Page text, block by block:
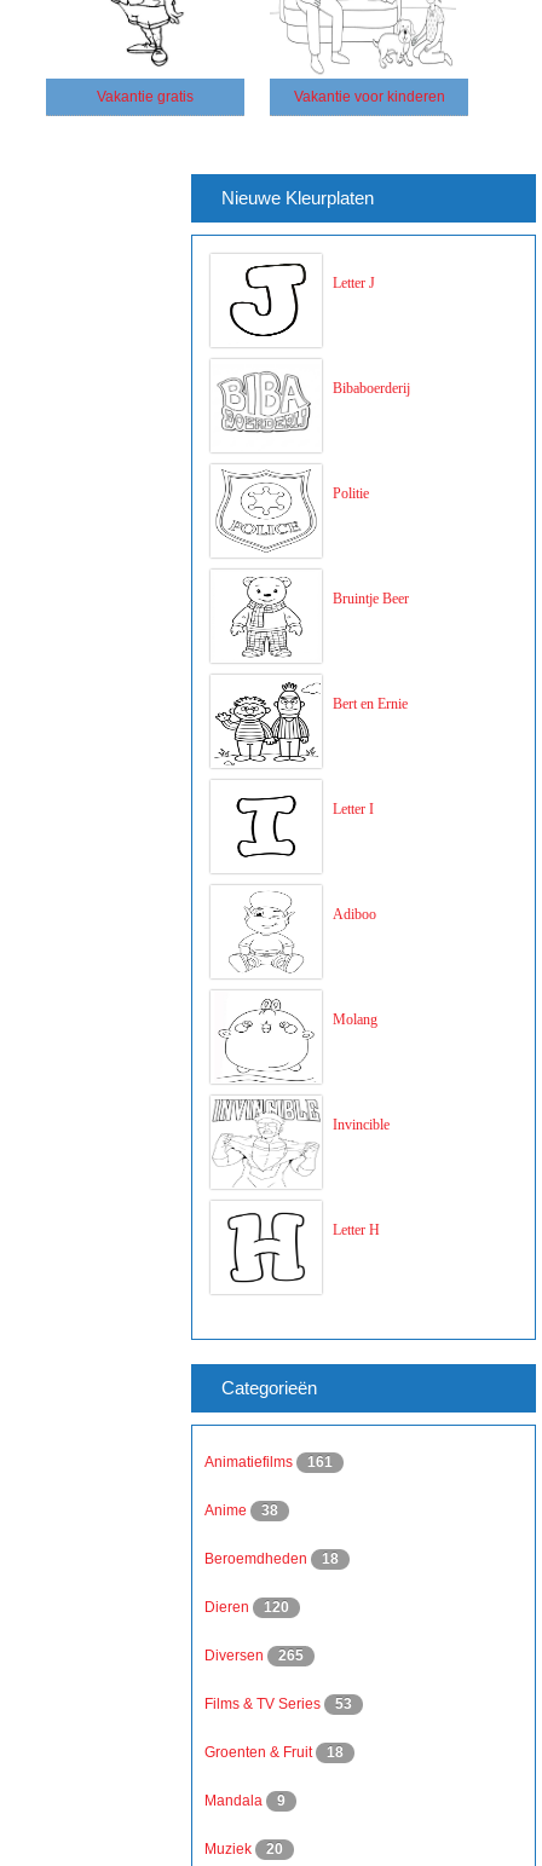
Vakantie gratis Vakantie voor kinderen
Nieuwe Kleurplaten
Letter J
Bibaboerderij
Politie
Bruintje Beer
Bert en Ernie
Letter I
Adiboo
Molang
Invincible
Letter H
Categorieën
Animatiefilms 161
Anime 38
Beroemdheden 18
Dieren 120
Diversen 265
Films & TV Series 53
Groenten & Fruit 18
Mandala 9
Muziek 20